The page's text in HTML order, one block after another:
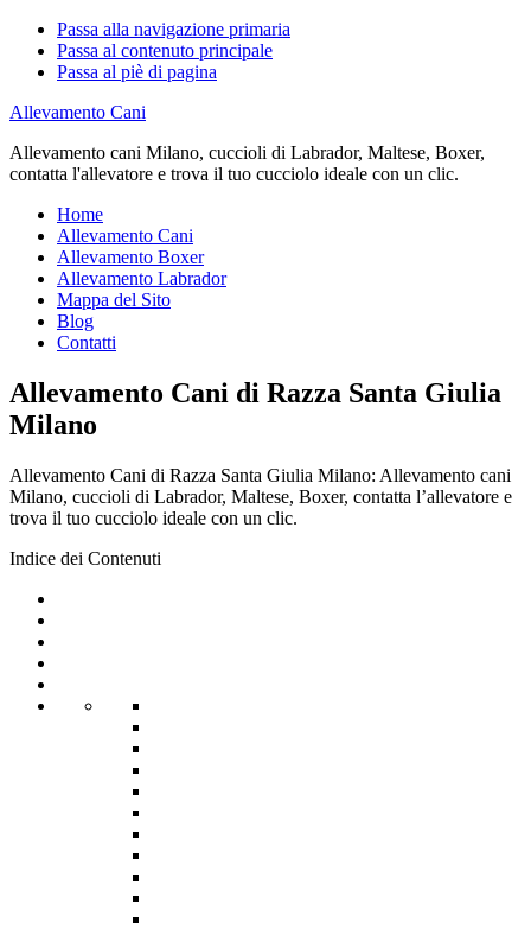
Passa alla navigazione primaria
Passa al contenuto principale
Passa al piè di pagina
Allevamento Cani
Allevamento cani Milano, cuccioli di Labrador, Maltese, Boxer,
contatta l'allevatore e trova il tuo cucciolo ideale con un clic.
Home
Allevamento Cani
Allevamento Boxer
Allevamento Labrador
Mappa del Sito
Blog
Contatti
Allevamento Cani di Razza Santa Giulia
Milano
Allevamento Cani di Razza Santa Giulia Milano: Allevamento cani
Milano, cuccioli di Labrador, Maltese, Boxer, contatta l’allevatore e
trova il tuo cucciolo ideale con un clic.
Indice dei Contenuti